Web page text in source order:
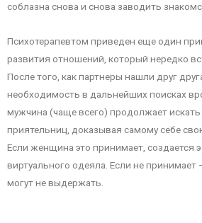
соблазна снова и снова заводить
Психотерапевтом приведен еще один
развития отношений, который нередко
После того, как партнеры нашли друг
необходимость в дальнейших поисках
мужчина (чаще всего) продолжает
приятельниц, доказывая самому себе
Если женщина это принимает, создается
виртуального одеяла. Если не
могут не выдержать.